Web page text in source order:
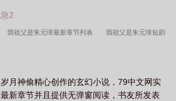
2
我祖父是朱元璋最新章节列表 我祖父是朱元璋短剧
版 我祖父是朱元璋 朱安 我祖父是朱元璋人物结
岁月神偷精心创作的玄幻小说，79中文网实
新章节并且提供无弹窗阅读，书友所发表